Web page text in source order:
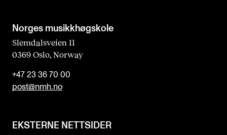
Norges musikk­høgskole
Slemdalsveien 11
0369 Oslo, Norway
+47 23 36 70 00
post@nmh.no
EKSTERNE NETTSIDER